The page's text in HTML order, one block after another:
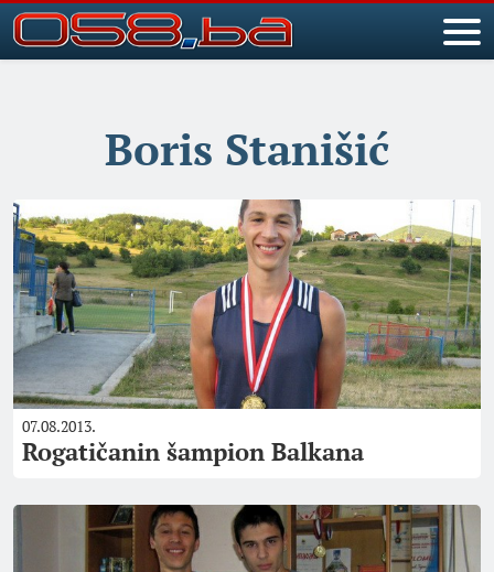
Boris Stanišić
07.08.2013.
Rogatičanin šampion Balkana